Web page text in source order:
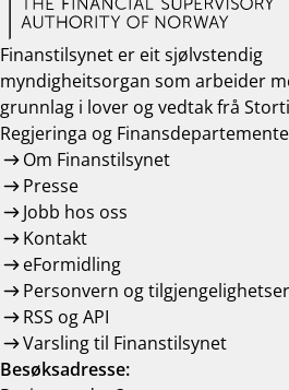
Finanstilsynet er eit sjølvstendig
myndigheitsorgan som arbeider
grunnlag i lover og vedtak frå
Regjeringa og
Om Finanstilsynet
Presse
Jobb hos oss
Kontakt
eFormidling
Personvern og
RSS og API
Varsling til Finanstilsynet
Besøksadresse: